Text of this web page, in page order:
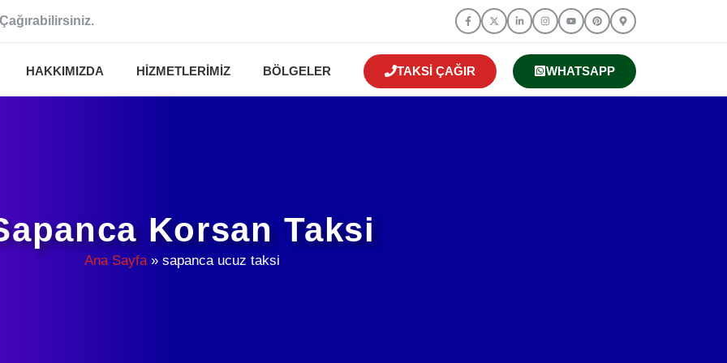
HAKKIMIZDA HIZMETLERIMIZ BÖLGELER TAKSI ÇAĞIR WHATSAPP
Korsan Taksi
Ana Sayfa» sapanca ucuz taksi